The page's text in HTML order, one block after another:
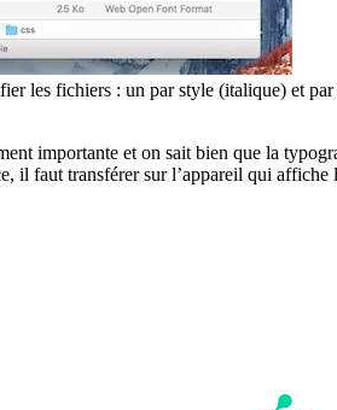
les fichiers : un par style (italique) et
importante et on sait bien que la
il faut transférer sur l’appareil qui